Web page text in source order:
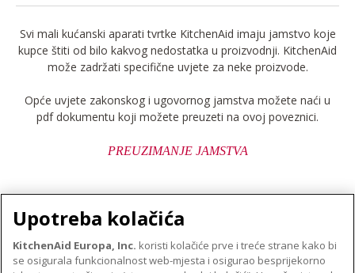
Svi mali kućanski aparati tvrtke KitchenAid imaju jamstvo koje
kupce štiti od bilo kakvog nedostatka u proizvodnji. KitchenAid
može zadržati specifične uvjete za neke proizvode.
Opće uvjete zakonskog i ugovornog jamstva možete naći u
pdf dokumentu koji možete preuzeti na ovoj poveznici.
PREUZIMANJE JAMSTVA
O TVRTKI KITCHENAID
Upotreba kolačića
KitchenAid Europa, Inc. koristi kolačiće prve i treće strane kako bi
se osigurala funkcionalnost web-mjesta i osigurao besprijekorno